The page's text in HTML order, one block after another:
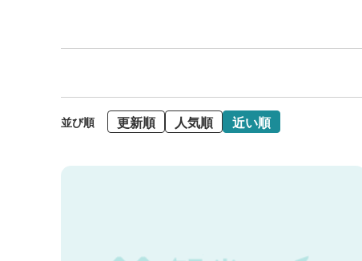
並び順 更新順 人気順 近い順